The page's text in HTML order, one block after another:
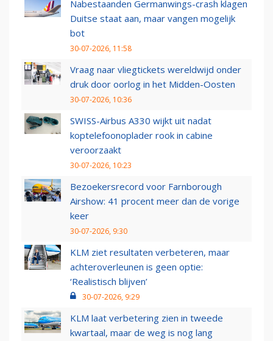
Nabestaanden Germanwings-crash klagen
Duitse staat aan, maar vangen mogelijk
bot
30-07-2026, 11:58
Vraag naar vliegtickets wereldwijd onder
druk door oorlog in het Midden-Oosten
30-07-2026, 10:36
SWISS-Airbus A330 wijkt uit nadat
koptelefoonoplader rook in cabine
veroorzaakt
30-07-2026, 10:23
Bezoekersrecord voor Farnborough
Airshow: 41 procent meer dan de vorige
keer
30-07-2026, 9:30
KLM ziet resultaten verbeteren, maar
achteroverleunen is geen optie:
‘Realistisch blijven’
30-07-2026, 9:29
KLM laat verbetering zien in tweede
kwartaal, maar de weg is nog lang